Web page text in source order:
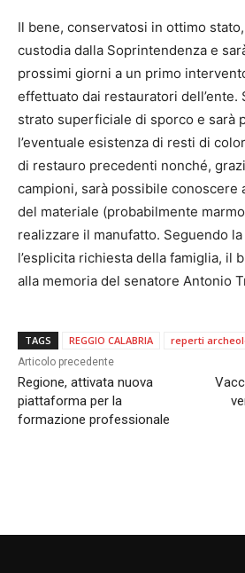
Il bene, conservatosi in ottimo
custodia dalla Soprintendenza e
prossimi giorni a un primo
effettuato dai restauratori dell’ente.
strato superficiale di sporco e sarà
l’eventuale esistenza di resti di
di restauro precedenti nonché,
campioni, sarà possibile conoscere
del materiale (probabilmente
realizzare il manufatto. Seguendo
l’esplicita richiesta della famiglia, il
alla memoria del senatore Antonio
TAGS REGGIO CALABRIA reperti
Articolo precedente
Regione, attivata nuova
piattaforma per la
formazione professionale